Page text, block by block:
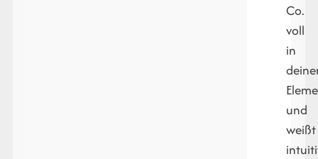
Co.
voll
in
und
weißt